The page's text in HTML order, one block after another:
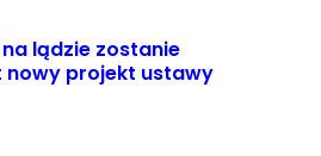
lądzie zostanie
nowy projekt ustawy